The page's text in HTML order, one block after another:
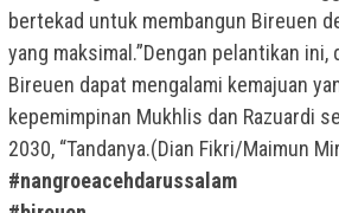
bertekad untuk membangun Bireuen
yang maksimal.”Dengan pelantikan ini,
Bireuen dapat mengalami kemajuan
kepemimpinan Mukhlis dan Razuardi
2030, “Tandanya.(Dian Fikri/Maimun
#nangroeacehdarussalam